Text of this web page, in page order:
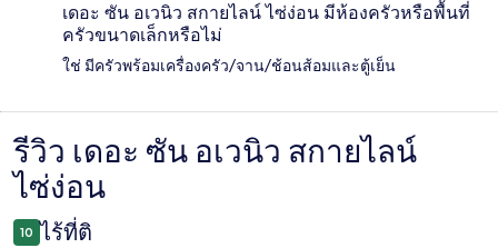
เดอะ ซัน อเวนิว สกายไลน์ ไซ่ง่อน มีห้องครัวหรือพื้นที่
ครัวขนาดเล็กหรือไม่
ใช่ มีครัวพร้อมเครื่องครัว/จาน/ช้อนส้อมและตู้เย็น
รีวิว
รีวิว เดอะ ซัน อเวนิว สกายไลน์
ไซ่ง่อน
10 ไร้ที่ติ